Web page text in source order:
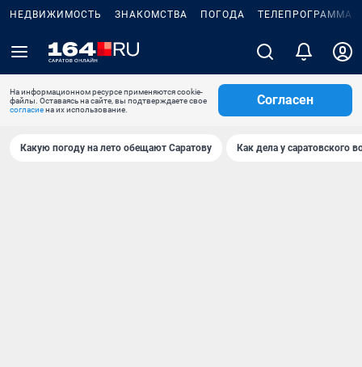
НЕДВИЖИМОСТЬ ЗНАКОМСТВА ПОГОДА ТЕЛЕПРОГРАММА
На информационном ресурсе применяются cookie-
файлы. Оставаясь на сайте, вы подтверждаете свое
согласиена их использование.
Согласен
Какую погоду на лето обещают Саратову Как дела у саратовского